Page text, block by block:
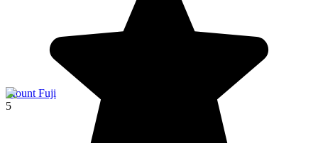
Mount Fuji
5